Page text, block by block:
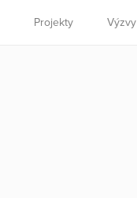
Projekty Výzvy